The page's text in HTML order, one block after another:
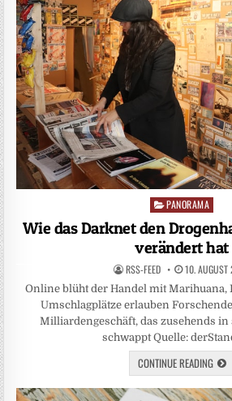
Posted
PANORAMA
Wie das Darknet den
verändert hat
RSS-FEED 10.
Online blüht der Handel mit Marihuana,
Umschlagplätze erlauben
Milliardengeschäft, das zusehends in
schwappt Quelle:
CONTINUE READING